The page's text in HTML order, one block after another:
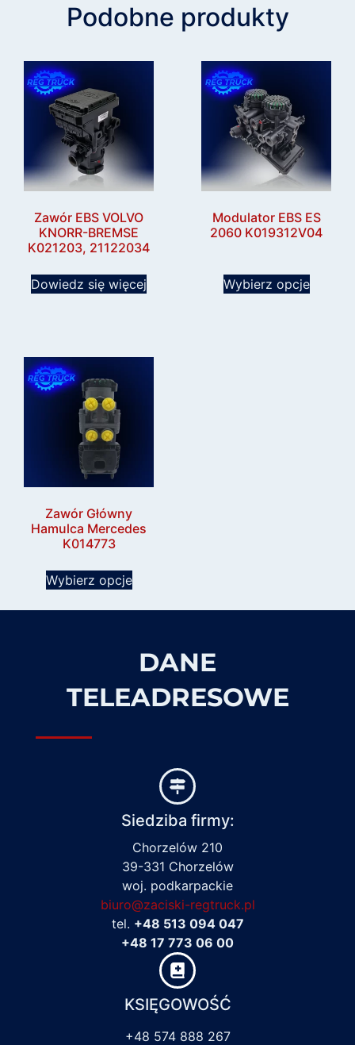
Podobne produkty
Zawór EBS VOLVO
KNORR-BREMSE
K021203, 21122034
Dowiedz się więcej
Modulator EBS ES
2060 K019312V04
Wybierz opcje
Zawór Główny
Hamulca Mercedes
K014773
Wybierz opcje
DANE
TELEADRESOWE
Siedziba firmy:
Chorzelów 210
39-331 Chorzelów
woj. podkarpackie
biuro@zaciski-regtruck.pl
tel. +48 513 094 047
+48 17 773 06 00
KSIĘGOWOŚĆ
+48 574 888 267